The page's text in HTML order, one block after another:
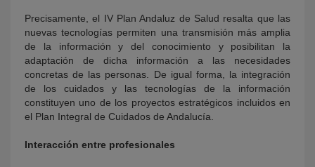
Precisamente, el IV Plan Andaluz de Salud resalta que las
nuevas tecnologías permiten una transmisión más amplia
de la información y del conocimiento y posibilitan la
adaptación de dicha información a las necesidades
concretas de las personas. De igual forma, la integración
de los cuidados y las tecnologías de la información
constituyen uno de los proyectos estratégicos incluidos en
el Plan Integral de Cuidados de Andalucía.
Interacción entre profesionales